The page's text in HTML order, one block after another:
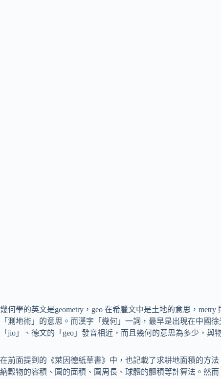
幾何學的英文是geometry，geo 在希臘文中是土地的意思，
「測地術」的意思。而漢字「幾何」一詞，最早是出現在中國
「jio」、德文的「geo」發音相近，而且幾何的意思為多少，與
在前面提到的《萊因德紙草書》中，也記載了求耕地面積的方
納穀物的容積、圓的面積、圓周長、球體的體積等計算法。然